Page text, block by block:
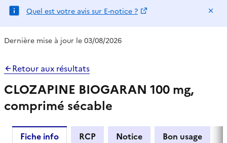
Quel est votre avis sur E-notice ?
Dernière mise à jour le 03/08/2026
Retour aux résultats
CLOZAPINE BIOGARAN 100 mg,
comprimé sécable
Fiche info RCP Notice
Bon usage